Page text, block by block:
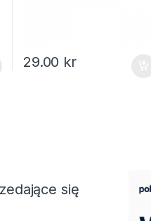
29.00 kr
się